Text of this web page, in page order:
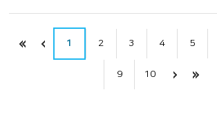
1 2 3 4 5
9 10